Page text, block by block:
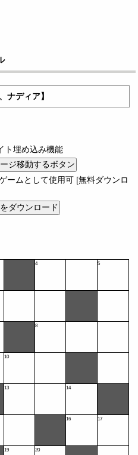
ナディア】
ト埋め込み機能
ームとして使用可 [無料ダウンロ
4 5
8
10
13 14
16 17
19 20